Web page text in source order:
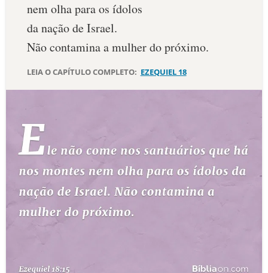
SALMO DO DIA
DEVOCIONAL DIÁRIO
ESBOÇOS DE PREGAÇÃO
TEMAS
PERGUNTE À BÍBLIA
QUEM SOMOS
nem olha para os ídolos
da nação de Israel.
Não contamina a mulher do próximo.
LEIA O CAPÍTULO COMPLETO: EZEQUIEL 18